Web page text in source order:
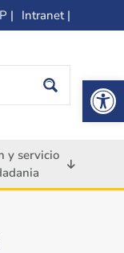
| Intranet |
y servicio